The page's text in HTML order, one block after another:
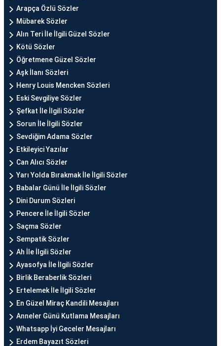
Arapça Özlü Sözler
Mübarek Sözler
Alın Teri İle İlgili Güzel Sözler
Kötü Sözler
Öğretmene Güzel Sözler
Aşk İlanı Sözleri
Henry Louis Mencken Sözleri
Eski Sevgiliye Sözler
Şefkat İle İlgili Sözler
Sorun İle İlgili Sözler
Sevdiğim Adama Sözler
Etkileyici Yazılar
Can Alıcı Sözler
Yarı Yolda Bırakmak İle İlgili Sözler
Babalar Günü İle İlgili Sözler
Dini Durum Sözleri
Pencere İle İlgili Sözler
Saçma Sözler
Sempatik Sözler
Ah İle İlgili Sözler
Ayasofya İle İlgili Sözler
Birlik Beraberlik Sözleri
Ertelemek İle İlgili Sözler
En Güzel Miraç Kandili Mesajları
Anneler Günü Kutlama Mesajları
Whatsapp İyi Geceler Mesajları
Erdem Bayazıt Sözleri